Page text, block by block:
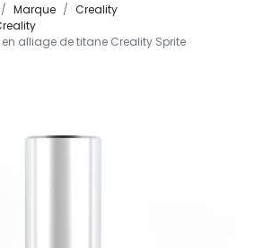
Marque
Creality
alliage de titane Creality Sprite